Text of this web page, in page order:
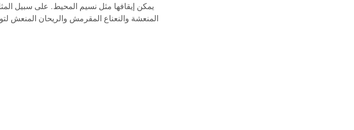
يمكن إيقافها مثل نسيم المحيط. على سبيل
المنعشة والنعناع المقرمش والريحان المنعش